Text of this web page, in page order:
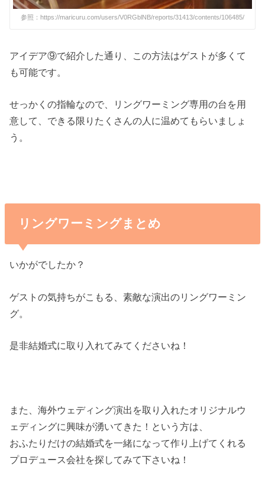
参照：https://maricuru.com/users/V0RGblNB/reports/31413/contents/106485/
アイデア⑨で紹介した通り、この方法はゲストが多くて
も可能です。
せっかくの指輪なので、リングワーミング専用の台を用
意して、できる限りたくさんの人に温めてもらいましょ
う。
リングワーミングまとめ
いかがでしたか？
ゲストの気持ちがこもる、素敵な演出のリングワーミン
グ。
是非結婚式に取り入れてみてくださいね！
また、海外ウェディング演出を取り入れたオリジナルウ
ェディングに興味が湧いてきた！という方は、
おふたりだけの結婚式を一緒になって作り上げてくれる
プロデュース会社を探してみて下さいね！